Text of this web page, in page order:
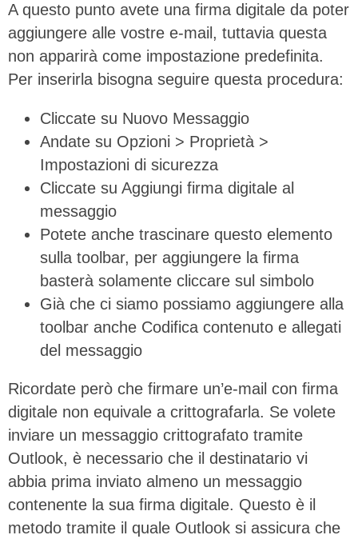
A questo punto avete una firma digitale da poter
aggiungere alle vostre e-mail, tuttavia questa
non apparirà come impostazione predefinita.
Per inserirla bisogna seguire questa procedura:
Cliccate su Nuovo Messaggio
Andate su Opzioni > Proprietà >
Impostazioni di sicurezza
Cliccate su Aggiungi firma digitale al
messaggio
Potete anche trascinare questo elemento
sulla toolbar, per aggiungere la firma
basterà solamente cliccare sul simbolo
Già che ci siamo possiamo aggiungere alla
toolbar anche Codifica contenuto e allegati
del messaggio
Ricordate però che firmare un’e-mail con firma
digitale non equivale a crittografarla. Se volete
inviare un messaggio crittografato tramite
Outlook, è necessario che il destinatario vi
abbia prima inviato almeno un messaggio
contenente la sua firma digitale. Questo è il
metodo tramite il quale Outlook si assicura che